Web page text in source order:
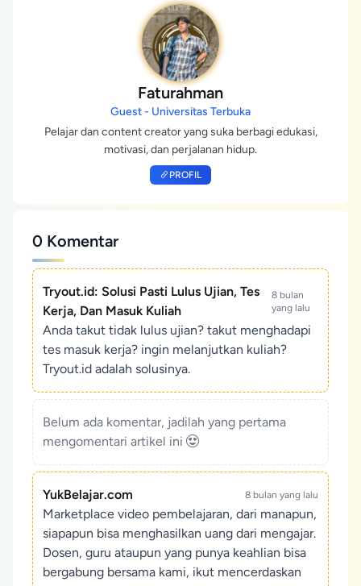
Faturahman
Guest - Universitas Terbuka
Pelajar dan content creator yang suka berbagi edukasi,
motivasi, dan perjalanan hidup.
PROFIL
0 Komentar
Tryout.id: Solusi Pasti Lulus Ujian, Tes
Kerja, Dan Masuk Kuliah
8 bulan
yang lalu
Anda takut tidak lulus ujian? takut menghadapi
tes masuk kerja? ingin melanjutkan kuliah?
Tryout.id adalah solusinya.
Belum ada komentar, jadilah yang pertama
mengomentari artikel ini
YukBelajar.com 8 bulan yang lalu
Marketplace video pembelajaran, dari manapun,
siapapun bisa menghasilkan uang dari mengajar.
Dosen, guru ataupun yang punya keahlian bisa
bergabung bersama kami, ikut mencerdaskan